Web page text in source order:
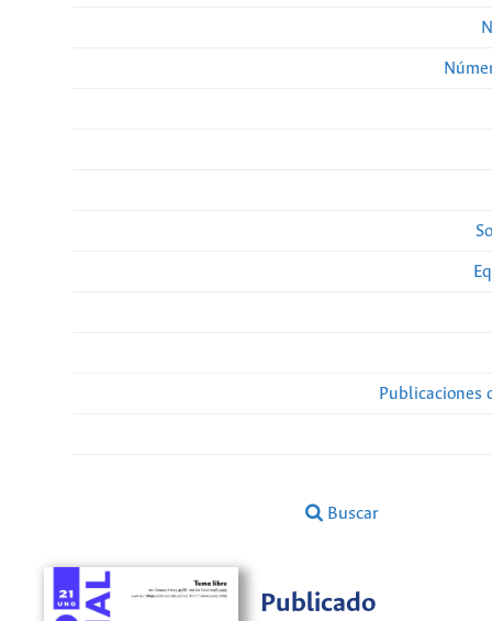
Publicaciones
Buscar
Publicado